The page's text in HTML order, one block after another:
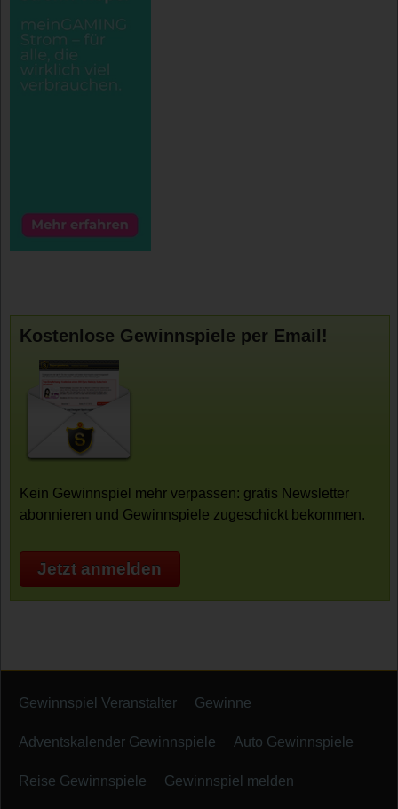
Kostenlose Gewinnspiele per Email!
Kein Gewinnspiel mehr verpassen: gratis Newsletter
abonnieren und Gewinnspiele zugeschickt bekommen.
Jetzt anmelden
Gewinnspiel Veranstalter Gewinne
Adventskalender Gewinnspiele Auto Gewinnspiele
Reise Gewinnspiele Gewinnspiel melden